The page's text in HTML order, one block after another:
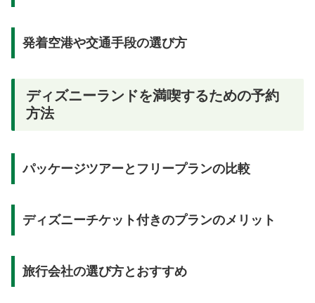
発着空港や交通手段の選び方
ディズニーランドを満喫するための予約
方法
パッケージツアーとフリープランの比較
ディズニーチケット付きのプランのメリット
旅行会社の選び方とおすすめ